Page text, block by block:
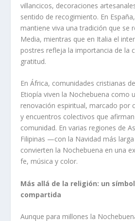
villancicos, decoraciones
sentido de recogimiento. En
mantiene viva una tradición que se
Media, mientras que en Italia el
postres refleja la importancia de la
gratitud.
En África, comunidades cristianas
Etiopía viven la Nochebuena como
renovación espiritual, marcado por
y encuentros colectivos que
comunidad. En varias regiones de
Filipinas —con la Navidad más
convierten la Nochebuena en una
fe, música y color.
Más allá de la religión: un
compartida
Aunque para millones la